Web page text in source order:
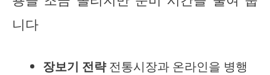
니다
장보기 전략전통시장과 온라인을 병행